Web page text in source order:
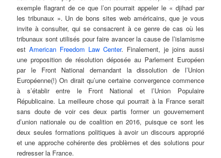
exemple flagrant de ce que l’on pourrait appeler le « djihad par
les tribunaux ». Un de bons sites web américains, que je vous
invite à consulter, qui se consacrent à ce genre de cas où les
tribunaux sont utilisés pour faire avancer la cause de l’islamisme
estAmerican Freedom Law Center. Finalement, je joins aussi
une proposition de résolution déposée au Parlement Européen
par le Front National demandant la dissolution de l’Union
Européenne(!) On dirait qu’une certaine convergence commence
à s’établir entre le Front National et l’Union Populaire
Républicaine. La meilleure chose qui pourrait à la France serait
sans doute de voir ces deux partis former un gouvernement
d’union nationale ou de coalition en 2016, puisque ce sont les
deux seules formations politiques à avoir un discours approprié
et une approche cohérente des problèmes et des solutions pour
redresser la France.